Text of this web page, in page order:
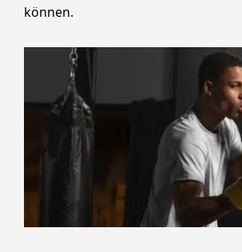
können.